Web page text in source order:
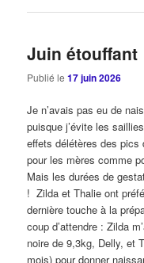
Juin étouffant
Publié le17 juin 2026
Je n’avais pas eu de
puisque j’évite les
effets délétères des
pour les mères comme
Mais les durées de
! Zilda et Thalie ont
dernière touche à la
coup d’attendre : Zilda
noire de 9,3kg, Delly, et
mois) pour donner